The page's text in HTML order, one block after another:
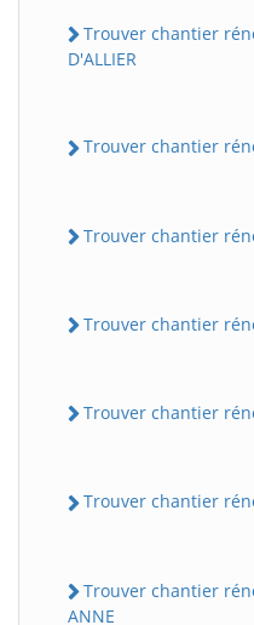
Trouver chantier
D'ALLIER
Trouver chantier
Trouver chantier
Trouver chantier
Trouver chantier
Trouver chantier
Trouver chantier
ANNE